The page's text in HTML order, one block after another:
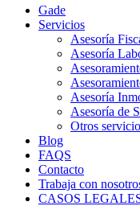
Gade
Servicios
Asesoría
Asesoría
Asesoría
Asesoría de
Otros
Blog
FAQS
Contacto
Trabaja con
CASOS